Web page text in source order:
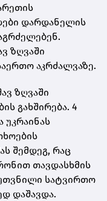
დარდანელის
ზღვაში
აკრძალვაზე.
ზღვაში
გახშირება. 4
უკრაინას
შემდეგ, რაც
თავდასხმის
სატვირთო
დაშავდა.